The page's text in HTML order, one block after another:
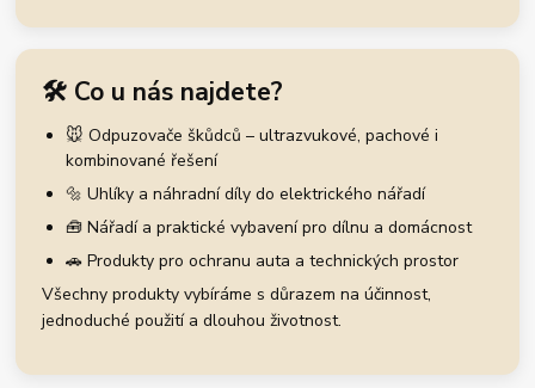
🛠️ Co u nás najdete?
🐭 Odpuzovače škůdců – ultrazvukové, pachové i
kombinované řešení
🔩 Uhlíky a náhradní díly do elektrického nářadí
🧰 Nářadí a praktické vybavení pro dílnu a domácnost
🚗 Produkty pro ochranu auta a technických prostor
Všechny produkty vybíráme s důrazem na účinnost,
jednoduché použití a dlouhou životnost.